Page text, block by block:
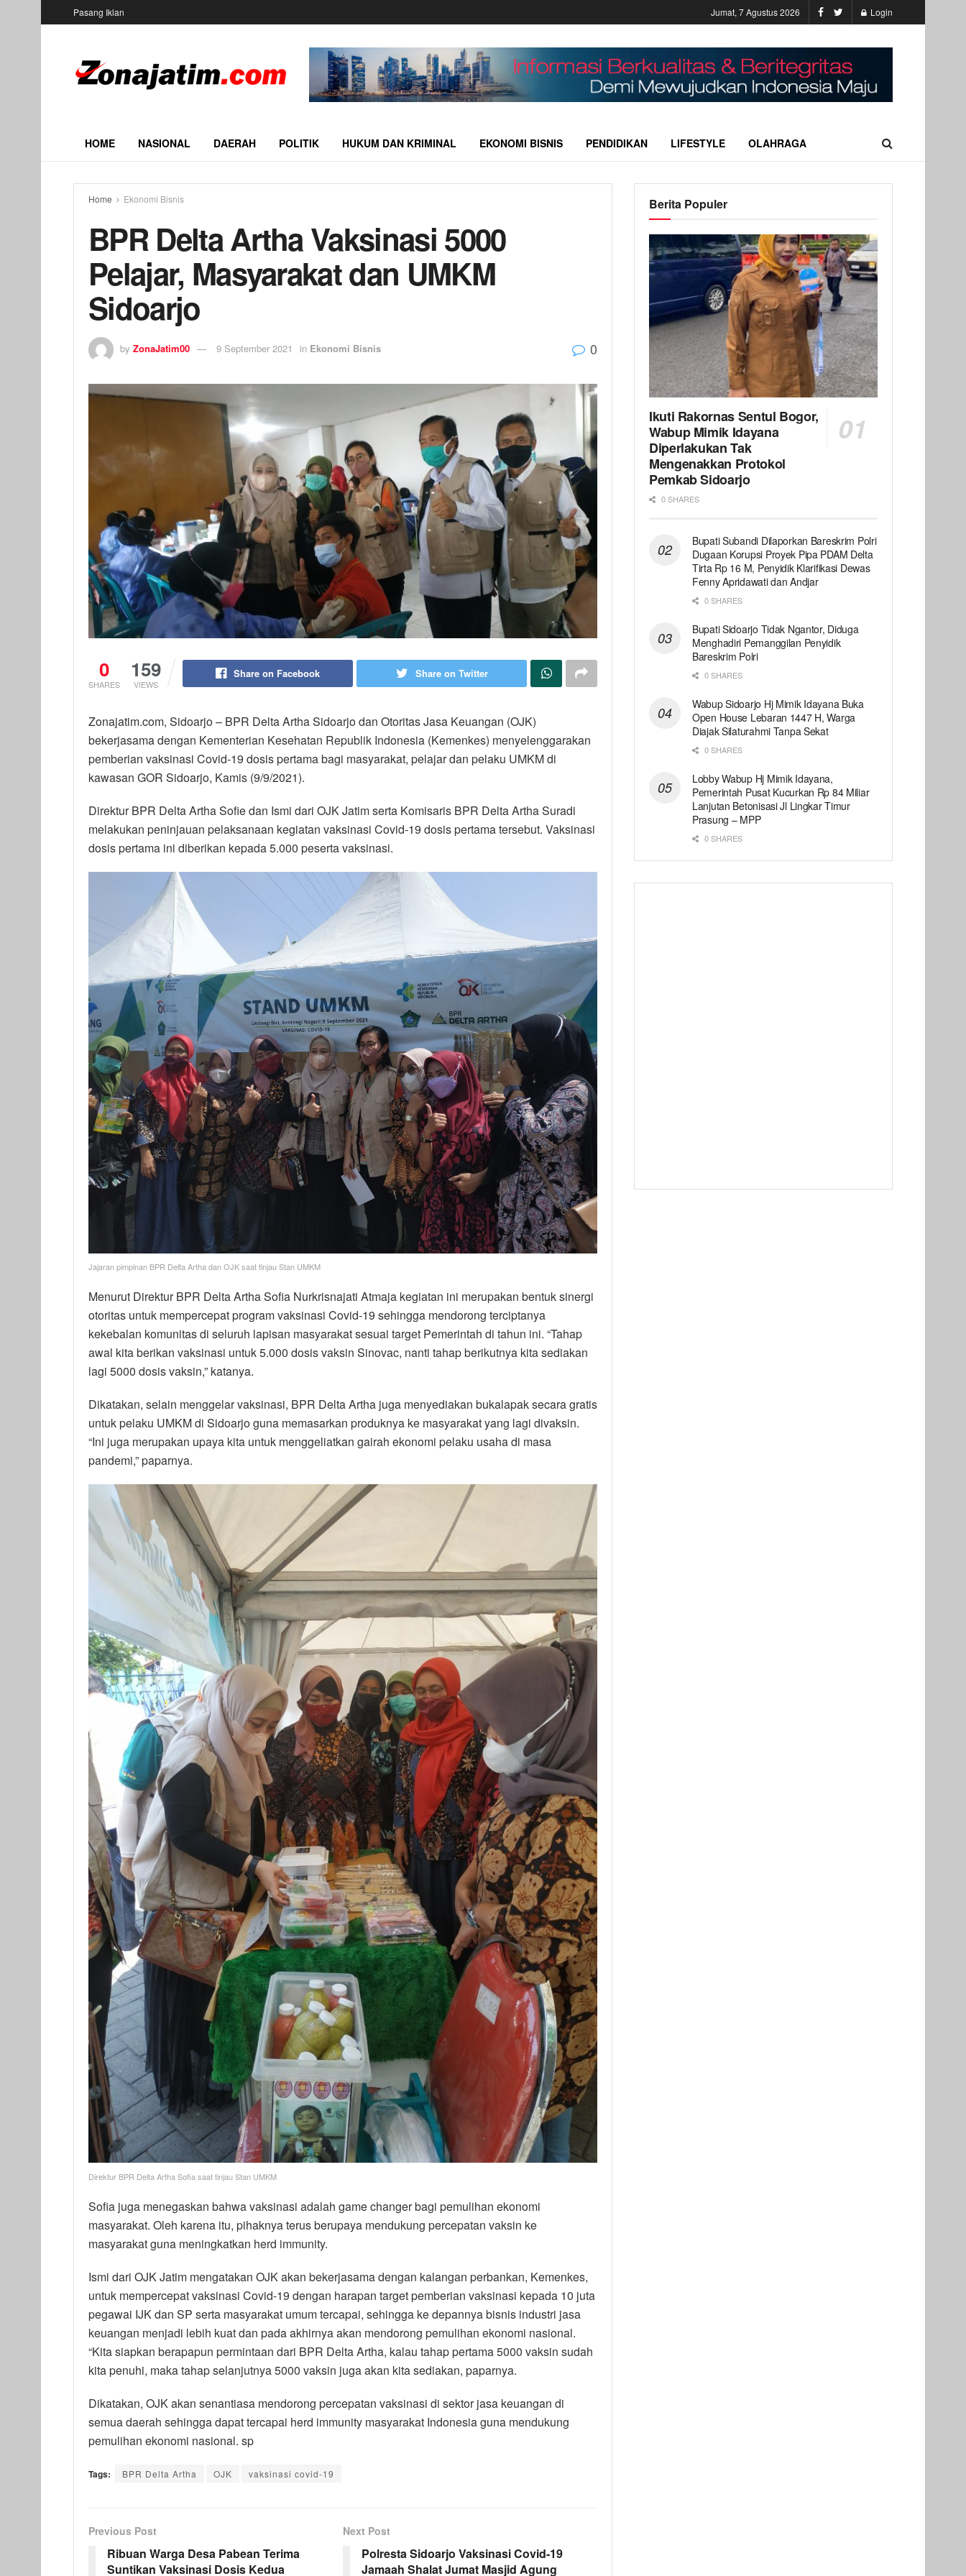
Pasang Iklan Jumat, 7 Agustus 2026 Login
HOME NASIONAL DAERAH POLITIK HUKUM DAN KRIMINAL EKONOMI BISNIS PENDIDIKAN LIFESTYLE OLAHRAGA
Home Ekonomi Bisnis
BPR Delta Artha Vaksinasi 5000
Pelajar, Masyarakat dan UMKM
Sidoarjo
by ZonaJatim00 9 September 2021 in Ekonomi Bisnis 0
0
SHARES
159
VIEWS
Share on Facebook Share on Twitter
Zonajatim.com, Sidoarjo – BPR Delta Artha Sidoarjo dan Otoritas Jasa Keuangan (OJK)
bekerjasama dengan Kementerian Kesehatan Republik Indonesia (Kemenkes) menyelenggarakan
pemberian vaksinasi Covid-19 dosis pertama bagi masyarakat, pelajar dan pelaku UMKM di
kawasan GOR Sidoarjo, Kamis (9/9/2021).
Direktur BPR Delta Artha Sofie dan Ismi dari OJK Jatim serta Komisaris BPR Delta Artha Suradi
melakukan peninjauan pelaksanaan kegiatan vaksinasi Covid-19 dosis pertama tersebut. Vaksinasi
dosis pertama ini diberikan kepada 5.000 peserta vaksinasi.
Jajaran pimpinan BPR Delta Artha dan OJK saat tinjau Stan UMKM
Menurut Direktur BPR Delta Artha Sofia Nurkrisnajati Atmaja kegiatan ini merupakan bentuk sinergi
otoritas untuk mempercepat program vaksinasi Covid-19 sehingga mendorong terciptanya
kekebalan komunitas di seluruh lapisan masyarakat sesuai target Pemerintah di tahun ini. “Tahap
awal kita berikan vaksinasi untuk 5.000 dosis vaksin Sinovac, nanti tahap berikutnya kita sediakan
lagi 5000 dosis vaksin,” katanya.
Dikatakan, selain menggelar vaksinasi, BPR Delta Artha juga menyediakan bukalapak secara gratis
untuk pelaku UMKM di Sidoarjo guna memasarkan produknya ke masyarakat yang lagi divaksin.
“Ini juga merupakan upaya kita untuk menggeliatkan gairah ekonomi pelaku usaha di masa
pandemi,” paparnya.
Direktur BPR Delta Artha Sofia saat tinjau Stan UMKM
Sofia juga menegaskan bahwa vaksinasi adalah game changer bagi pemulihan ekonomi
masyarakat. Oleh karena itu, pihaknya terus berupaya mendukung percepatan vaksin ke
masyarakat guna meningkatkan herd immunity.
Ismi dari OJK Jatim mengatakan OJK akan bekerjasama dengan kalangan perbankan, Kemenkes,
untuk mempercepat vaksinasi Covid-19 dengan harapan target pemberian vaksinasi kepada 10 juta
pegawai IJK dan SP serta masyarakat umum tercapai, sehingga ke depannya bisnis industri jasa
keuangan menjadi lebih kuat dan pada akhirnya akan mendorong pemulihan ekonomi nasional.
“Kita siapkan berapapun permintaan dari BPR Delta Artha, kalau tahap pertama 5000 vaksin sudah
kita penuhi, maka tahap selanjutnya 5000 vaksin juga akan kita sediakan, paparnya.
Dikatakan, OJK akan senantiasa mendorong percepatan vaksinasi di sektor jasa keuangan di
semua daerah sehingga dapat tercapai herd immunity masyarakat Indonesia guna mendukung
pemulihan ekonomi nasional. sp
Tags: BPR Delta Artha OJK vaksinasi covid-19
Previous Post
Ribuan Warga Desa Pabean Terima
Suntikan Vaksinasi Dosis Kedua
Next Post
Polresta Sidoarjo Vaksinasi Covid-19
Jamaah Shalat Jumat Masjid Agung
Berita Populer
Ikuti Rakornas Sentul Bogor,
Wabup Mimik Idayana
Diperlakukan Tak
Mengenakkan Protokol
Pemkab Sidoarjo
0 SHARES
Bupati Subandi Dilaporkan Bareskrim Polri
Dugaan Korupsi Proyek Pipa PDAM Delta
Tirta Rp 16 M, Penyidik Klarifikasi Dewas
Fenny Apridawati dan Andjar
0 SHARES
Bupati Sidoarjo Tidak Ngantor, Diduga
Menghadiri Pemanggilan Penyidik
Bareskrim Polri
0 SHARES
Wabup Sidoarjo Hj Mimik Idayana Buka
Open House Lebaran 1447 H, Warga
Diajak Silaturahmi Tanpa Sekat
0 SHARES
Lobby Wabup Hj Mimik Idayana,
Pemerintah Pusat Kucurkan Rp 84 Miliar
Lanjutan Betonisasi Jl Lingkar Timur
Prasung – MPP
0 SHARES